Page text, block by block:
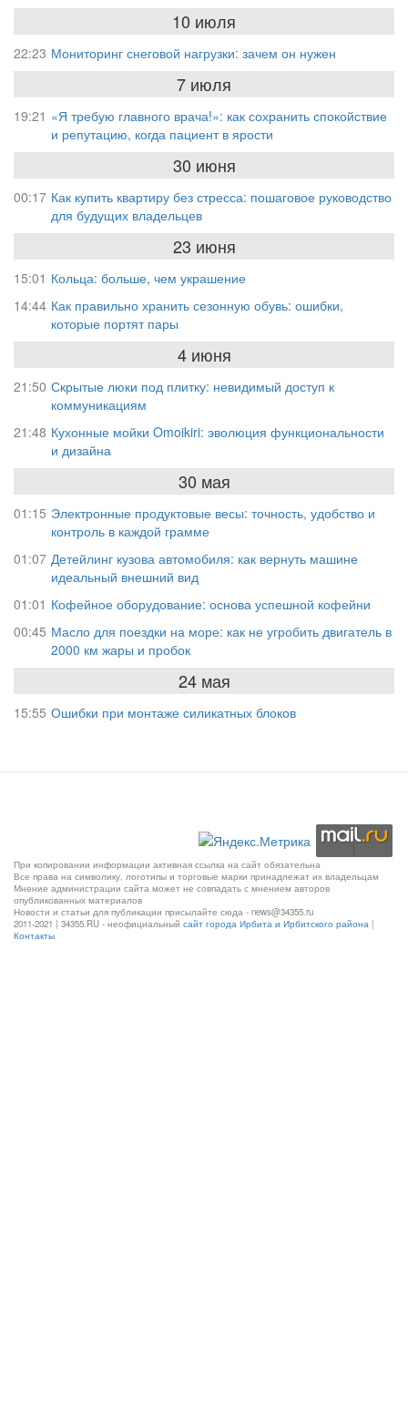
10 июля
22:23 Мониторинг снеговой нагрузки: зачем он нужен
7 июля
19:21 «Я требую главного врача!»: как сохранить спокойствие
и репутацию, когда пациент в ярости
30 июня
00:17 Как купить квартиру без стресса: пошаговое руководство
для будущих владельцев
23 июня
15:01 Кольца: больше, чем украшение
14:44 Как правильно хранить сезонную обувь: ошибки,
которые портят пары
4 июня
21:50 Скрытые люки под плитку: невидимый доступ к
коммуникациям
21:48 Кухонные мойки Omoikiri: эволюция функциональности
и дизайна
30 мая
01:15 Электронные продуктовые весы: точность, удобство и
контроль в каждой грамме
01:07 Детейлинг кузова автомобиля: как вернуть машине
идеальный внешний вид
01:01 Кофейное оборудование: основа успешной кофейни
00:45 Масло для поездки на море: как не угробить двигатель в
2000 км жары и пробок
24 мая
15:55 Ошибки при монтаже силикатных блоков
При копировании информации активная ссылка на сайт обязательна
Все права на символику, логотипы и торговые марки принадлежат их владельцам
Мнение администрации сайта может не совпадать с мнением авторов
опубликованных материалов
Новости и статьи для публикации присылайте сюда - news@34355.ru
2011-2021 | 34355.RU - неофициальный сайт города Ирбита и Ирбитского района |
Контакты